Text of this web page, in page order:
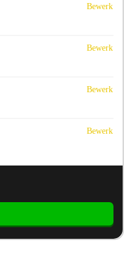
Bewerk
Bewerk
Bewerk
Bewerk